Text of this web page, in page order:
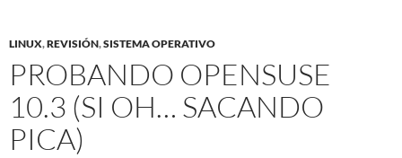
LINUX,REVISIÓN,SISTEMA OPERATIVO
PROBANDO OPENSUSE
10.3 (SI OH… SACANDO
PICA)